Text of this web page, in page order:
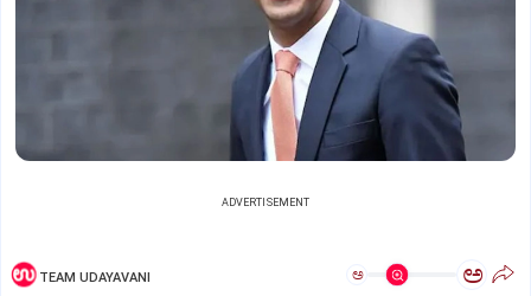
ADVERTISEMENT
TEAM UDAYAVANI ಅ ಅ